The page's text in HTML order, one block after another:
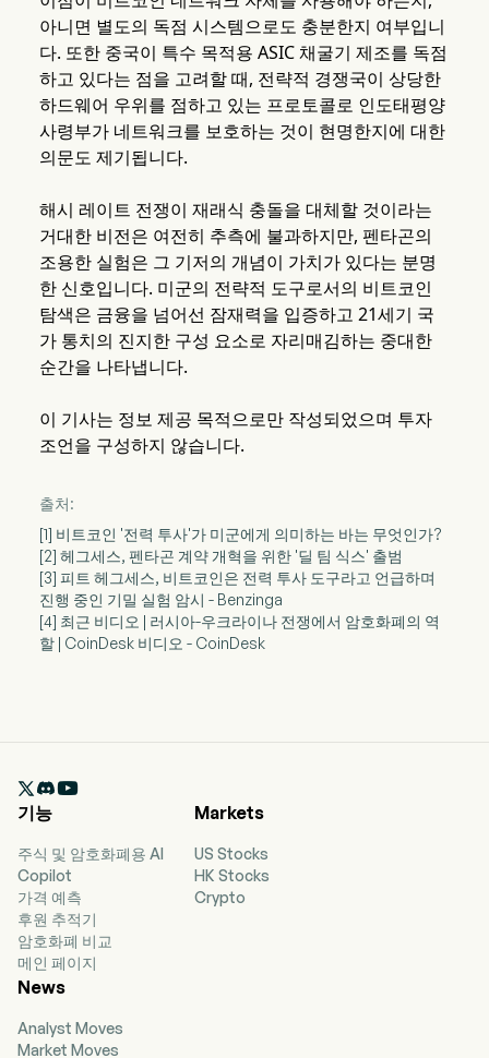
아니면 별도의 독점 시스템으로도 충분한지 여부입니
다. 또한 중국이 특수 목적용 ASIC 채굴기 제조를 독점
하고 있다는 점을 고려할 때, 전략적 경쟁국이 상당한
하드웨어 우위를 점하고 있는 프로토콜로 인도태평양
사령부가 네트워크를 보호하는 것이 현명한지에 대한
의문도 제기됩니다.
해시 레이트 전쟁이 재래식 충돌을 대체할 것이라는
거대한 비전은 여전히 추측에 불과하지만, 펜타곤의
조용한 실험은 그 기저의 개념이 가치가 있다는 분명
한 신호입니다. 미군의 전략적 도구로서의 비트코인
탐색은 금융을 넘어선 잠재력을 입증하고 21세기 국
가 통치의 진지한 구성 요소로 자리매김하는 중대한
순간을 나타냅니다.
이 기사는 정보 제공 목적으로만 작성되었으며 투자
조언을 구성하지 않습니다.
출처:
[1] 비트코인 '전력 투사'가 미군에게 의미하는 바는 무엇인가?
[2] 헤그세스, 펜타곤 계약 개혁을 위한 '딜 팀 식스' 출범
[3] 피트 헤그세스, 비트코인은 전력 투사 도구라고 언급하며
진행 중인 기밀 실험 암시 - Benzinga
[4] 최근 비디오 | 러시아-우크라이나 전쟁에서 암호화폐의 역
할 | CoinDesk 비디오 - CoinDesk

기능
주식 및 암호화폐용 AI
Copilot
가격 예측
후원 추적기
암호화폐 비교
메인 페이지
Markets
US Stocks
HK Stocks
Crypto
News
Analyst Moves
Market Moves